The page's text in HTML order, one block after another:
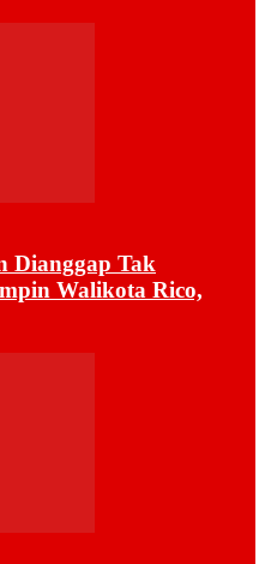
Dianggap Tak
Walikota Rico,